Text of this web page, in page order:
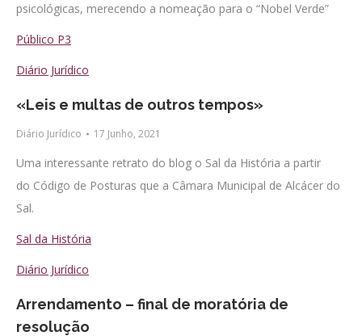
psicológicas, merecendo a nomeação para o “Nobel Verde”
Público P3
Diário Jurídico
«Leis e multas de outros tempos»
Diário Jurídico 17 Junho, 2021
Uma interessante retrato do blog o Sal da História a partir
do Código de Posturas que a Câmara Municipal de Alcácer do
Sal.
Sal da História
Diário Jurídico
Arrendamento – final de moratória de
resolução